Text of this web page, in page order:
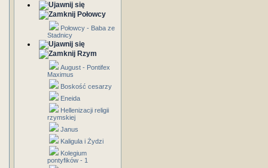
Połowcy
Połowcy - Baba ze
Stadnicy
Rzym
August - Pontifex
Maximus
Boskość cesarzy
Eneida
Hellenizacji religii
rzymskiej
Janus
Kaligula i Żydzi
Kolegium
pontyfików - 1